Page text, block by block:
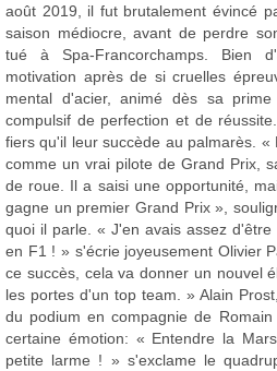
août 2019, il fut brutalement évincé
saison médiocre, avant de perdre
tué à Spa-Francorchamps. Bien
motivation après de si cruelles
mental d'acier, animé dès sa
compulsif de perfection et de
fiers qu'il leur succède au palmarès.
comme un vrai pilote de Grand Prix,
de roue. Il a saisi une opportunité,
gagne un premier Grand Prix »,
quoi il parle. « J'en avais assez
en F1 ! » s'écrie joyeusement Olivier
ce succès, cela va donner un nouvel
les portes d'un top team. » Alain
du podium en compagnie de
certaine émotion: « Entendre la
petite larme ! » s'exclame le